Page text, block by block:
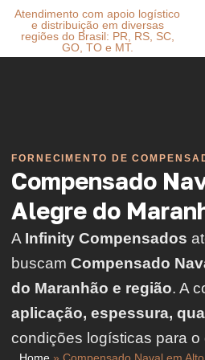
Atendimento com apoio logístico
e distribuição em diversas
regiões do Brasil: PR, RS, SC,
GO, TO e MT.
FORNECIMENTO DE
Compensado
Alegre do
A Infinity Compensados
buscam Compensado
do Maranhão e região. A
aplicação, espessura,
condições logísticas para o